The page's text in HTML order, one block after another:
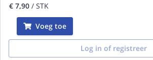
€ 7,90 / STK
Voeg toe
Log in of registreer